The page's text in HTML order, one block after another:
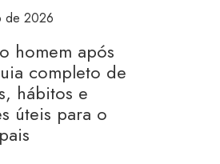
de 2026
homem após
completo de
hábitos e
úteis para o